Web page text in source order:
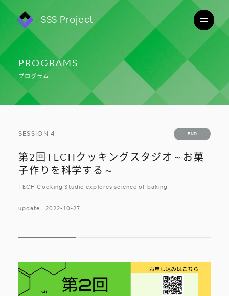
SSS Project
PROGRAMS
プログラム
SESSION 4
END
受付終了
第2回TECHクッキングスタジオ～お菓
子作りを科学する～
TECH Cooking Studio explores science of baking
update : 2022-10-27